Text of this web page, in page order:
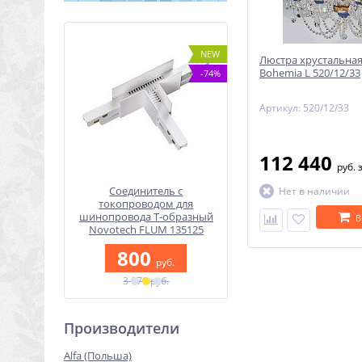
NEW
-74%
Соединитель с
токопроводом для
шинопровода Т-образный
Novotech FLUM 135125
800 руб.
3 070 руб.
Спот Novotech TULIP
370828
1 100
Производители
Alfa (Польша)
Люстра
Bohemia L 520/12/33
Артикул: 520/12/33
112 440 руб.
Нет в наличии